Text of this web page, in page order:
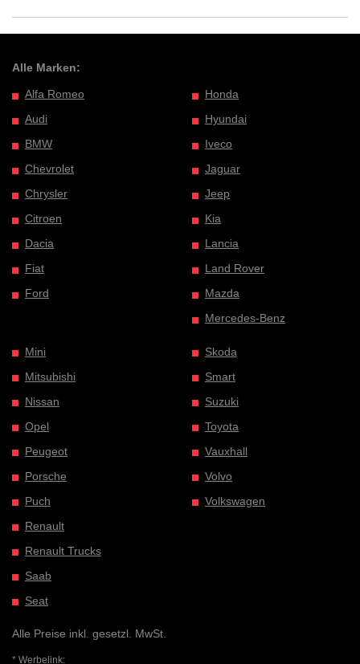
Alle Marken:
Alfa Romeo
Audi
BMW
Chevrolet
Chrysler
Citroen
Dacia
Fiat
Ford
Honda
Hyundai
Iveco
Jaguar
Jeep
Kia
Lancia
Land Rover
Mazda
Mercedes-Benz
Mini
Mitsubishi
Nissan
Opel
Peugeot
Porsche
Puch
Renault
Renault Trucks
Saab
Seat
Skoda
Smart
Suzuki
Toyota
Vauxhall
Volvo
Volkswagen
Alle Preise inkl. gesetzl. MwSt.
* Werbelink: